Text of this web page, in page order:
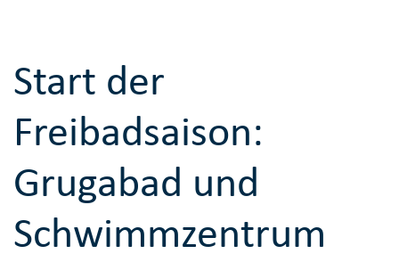
Start der
Freibadsaison:
Grugabad und
Schwimmzentrum